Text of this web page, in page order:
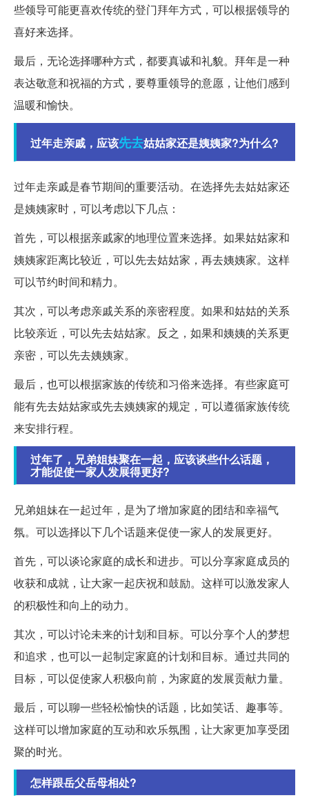
些领导可能更喜欢传统的登门拜年方式，可以根据领导的
喜好来选择。
最后，无论选择哪种方式，都要真诚和礼貌。拜年是一种
表达敬意和祝福的方式，要尊重领导的意愿，让他们感到
温暖和愉快。
过年走亲戚，应该先去姑姑家还是姨姨家?为什么?
过年走亲戚是春节期间的重要活动。在选择先去姑姑家还
是姨姨家时，可以考虑以下几点：
首先，可以根据亲戚家的地理位置来选择。如果姑姑家和
姨姨家距离比较近，可以先去姑姑家，再去姨姨家。这样
可以节约时间和精力。
其次，可以考虑亲戚关系的亲密程度。如果和姑姑的关系
比较亲近，可以先去姑姑家。反之，如果和姨姨的关系更
亲密，可以先去姨姨家。
最后，也可以根据家族的传统和习俗来选择。有些家庭可
能有先去姑姑家或先去姨姨家的规定，可以遵循家族传统
来安排行程。
过年了，兄弟姐妹聚在一起，应该谈些什么话题，
才能促使一家人发展得更好?
兄弟姐妹在一起过年，是为了增加家庭的团结和幸福气
氛。可以选择以下几个话题来促使一家人的发展更好。
首先，可以谈论家庭的成长和进步。可以分享家庭成员的
收获和成就，让大家一起庆祝和鼓励。这样可以激发家人
的积极性和向上的动力。
其次，可以讨论未来的计划和目标。可以分享个人的梦想
和追求，也可以一起制定家庭的计划和目标。通过共同的
目标，可以促使家人积极向前，为家庭的发展贡献力量。
最后，可以聊一些轻松愉快的话题，比如笑话、趣事等。
这样可以增加家庭的互动和欢乐氛围，让大家更加享受团
聚的时光。
怎样跟岳父岳母相处?